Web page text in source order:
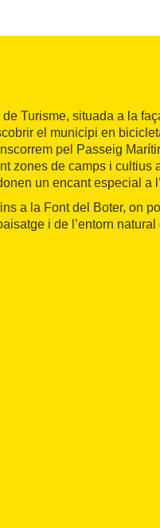
Turisme, situada a la
el municipi en
pel Passeig
zones de camps i cultius
un encant especial a
a la Font del Boter, on
i de l’entorn